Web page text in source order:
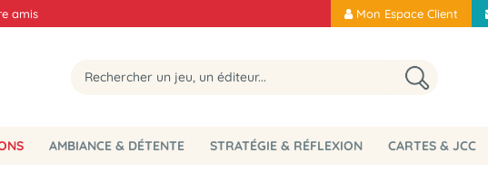
amis Mon Espace Client
AMBIANCE & DÉTENTE STRATÉGIE & RÉFLEXION CARTES & JCC